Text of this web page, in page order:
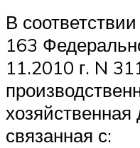
В
163
11.2010 г. N
хозяйственная
связанная с: